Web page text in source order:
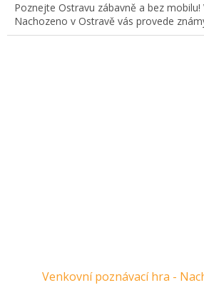
Poznejte Ostravu zábavně a bez mobilu!
Nachozeno v Ostravě vás provede
Venkovní poznávací hra -